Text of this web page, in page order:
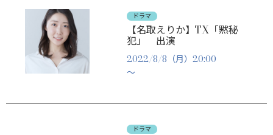
ドラマ
【名取えりか】TX「黙秘
犯」 出演
2022/8/8（月）20:00
～
ドラマ